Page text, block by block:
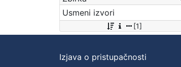
Usmeni izvori
[1]
Izjava o pristupačnosti